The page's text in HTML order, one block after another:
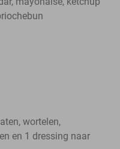
wortelen,
en 1 dressing naar